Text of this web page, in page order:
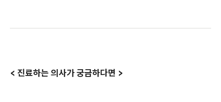
< 진료하는 의사가 궁금하다면 >